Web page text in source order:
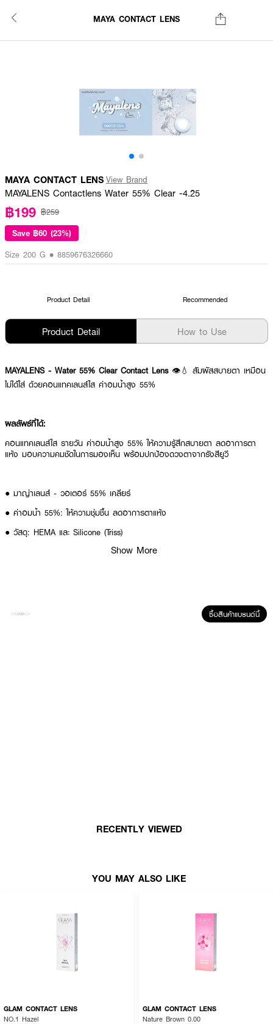
MAYA CONTACT LENS
MAYA CONTACT LENS View Brand
MAYALENS Contactlens Water 55% Clear -4.25
฿199 ฿259
Save ฿60 (23%)
Size 200 G • 8859676326660
Product Detail Recommended
Product Detail How to Use
MAYALENS - Water 55% Clear Contact Lens👁️💧 สัมผัสสบายตา เหมือน
ไม่ได้ใส่ ด้วยคอนแทคเลนส์ใส ค่าอมน้ำสูง 55%
ผลลัพธ์ที่ได้:
คอนแทคเลนส์ใส รายวัน ค่าอมน้ำสูง 55% ให้ความรู้สึกสบายตา ลดอาการตา
แห้ง มอบความคมชัดในการมองเห็น พร้อมปกป้องดวงตาจากรังสียูวี
● มาญ่าเลนส์ - วอเตอร์ 55% เคลียร์
● ค่าอมน้ำ 55%: ให้ความชุ่มชื้น ลดอาการตาแห้ง
● วัสดุ: HEMA และ Silicone (Triss)
● ปกป้องดวงตา: จากรังสียูวี UVA และ UVB
● ปราศจากเชื้อด้วยไอน้ำ
Show More
ซื้อสินค้าแบรนด์นี้
RECENTLY VIEWED
YOU MAY ALSO LIKE
GLAM CONTACT LENS
NO.1 Hazel
GLAM CONTACT LENS
Nature Brown 0.00